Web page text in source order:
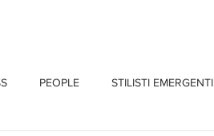
PEOPLE STILISTI EMERGENTI